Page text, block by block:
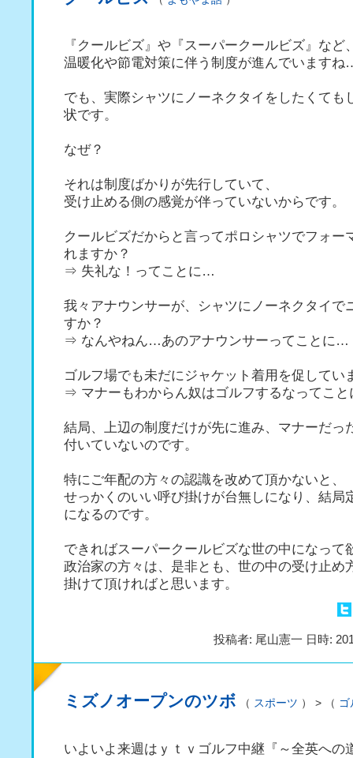
『クールビズ』や『スーパークールビズ』など
温暖化や節電対策に伴う制度が進んでいます
でも、実際シャツにノーネクタイをしたくても
状です。
なぜ？
それは制度ばかりが先行していて、
受け止める側の感覚が伴っていないからです。
クールビズだからと言ってポロシャツでフォー
れますか？
⇒ 失礼な！ってことに…
我々アナウンサーが、シャツにノーネクタイで
すか？
⇒ なんやねん…あのアナウンサーってことに…
ゴルフ場でも未だにジャケット着用を促してい
⇒ マナーもわからん奴はゴルフするなってこ
結局、上辺の制度だけが先に進み、マナーだっ
付いていないのです。
特にご年配の方々の認識を改めて頂かないと、
せっかくのいい呼び掛けが台無しになり、結局
になるのです。
できればスーパークールビズな世の中になって
政治家の方々は、是非とも、世の中の受け止め
掛けて頂ければと思います。
投稿者: 尾山憲一 日時:
ミズノオープンのツボ （ スポーツ ） > （ ゴ
いよいよ来週はｙｔｖゴルフ中継『～全英への